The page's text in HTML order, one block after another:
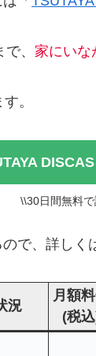
、 家にいな
。
\\30日間無料
で、詳しく
況
月額
(税